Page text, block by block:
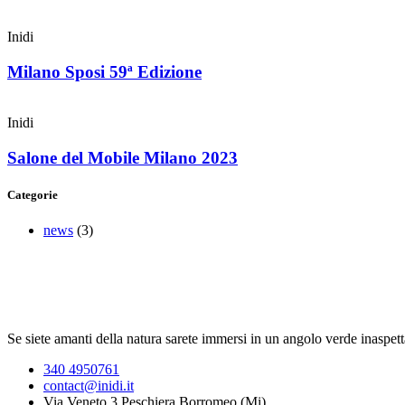
Inidi
Milano Sposi 59ª Edizione
Inidi
Salone del Mobile Milano 2023
Categorie
news (3)
Se siete amanti della natura sarete immersi in un angolo verde
340 4950761
contact@inidi.it